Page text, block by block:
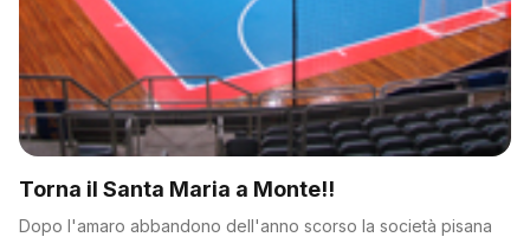
Torna il Santa Maria a Monte!!
Dopo l'amaro abbandono dell'anno scorso la società pisana